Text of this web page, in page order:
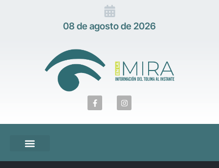
08 de agosto de 2026